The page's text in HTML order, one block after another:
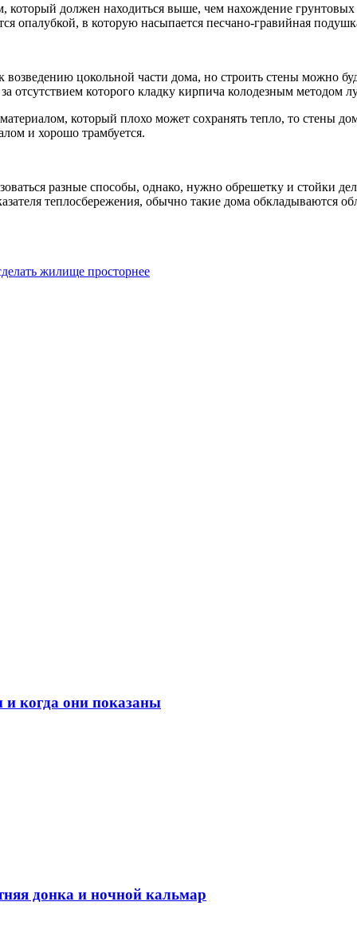
должен находиться выше, чем нахождение
опалубкой, в которую насыпается песчано-гравийная
возведению цокольной части дома, но строить стены можно
отсутствием которого кладку кирпича колодезным методом
который плохо может сохранять тепло, то стены
и хорошо трамбуется.
разные способы, однако, нужно обрешетку и стойки
теплосбережения, обычно такие дома
жилище просторнее
когда они показаны
донка и ночной кальмар